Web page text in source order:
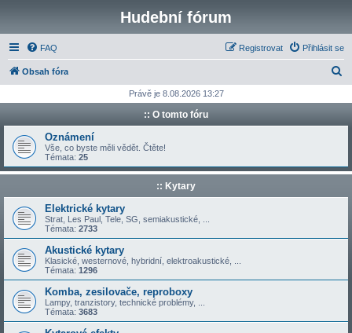
Hudební fórum
FAQ Přihlásit se
Registrovat
Obsah fóra
d
t
Právě je 8.08.2026 13:27
:: O tomto fóru
Oznámení
Vše, co byste měli vědět. Čtěte!
Témata: 25
:: Kytary
Elektrické kytary
Strat, Les Paul, Tele, SG, semiakustické, ...
Témata: 2733
Akustické kytary
Klasické, westernové, hybridní, elektroakustické, ...
Témata: 1296
Komba, zesilovače, reproboxy
Lampy, tranzistory, technické problémy, ...
Témata: 3683